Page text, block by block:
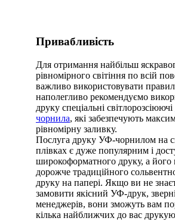
Привабливість
Для отримання найбільш
рівномірного світіння по всій
важливо використовувати
наполегливо рекомендуємо
друку спеціальні світлорозсіюючі
чорнила, які забезпечують
рівномірну заливку.
Послуга друку УФ-чорнилом на
плівках є дуже популярним і
широкоформатного друку, а його
дорожче традиційного
друку на папері. Якщо ви не
замовити якісний УФ-друк,
менеджерів, вони зможуть вам
кілька найближчих до вас